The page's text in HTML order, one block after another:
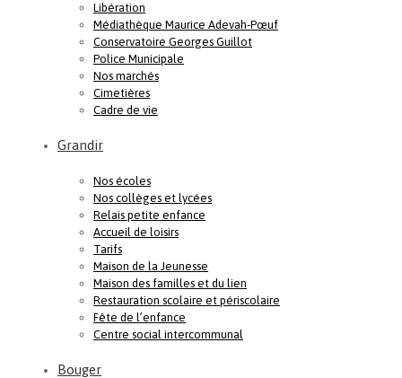
Libération
Médiathèque Maurice Adevah-Pœuf
Conservatoire Georges Guillot
Police Municipale
Nos marchés
Cimetières
Cadre de vie
Grandir
Nos écoles
Nos collèges et lycées
Relais petite enfance
Accueil de loisirs
Tarifs
Maison de la Jeunesse
Maison des familles et du lien
Restauration scolaire et périscolaire
Fête de l’enfance
Centre social intercommunal
Bouger